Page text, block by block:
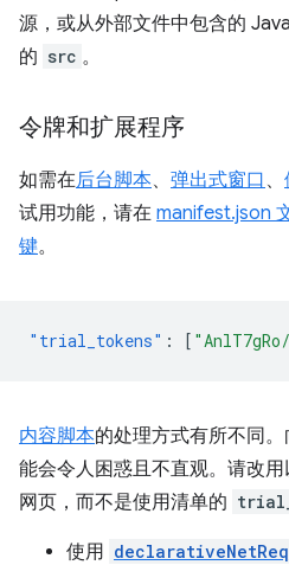
源，或从外部文件中包含的
的 src 。
令牌和扩展程序
如需在后台脚本、 弹出式窗口 、
试用功能，请在 manifest.json
键。
"trial_tokens" : [
内容脚本的处理方式有所不同。
能会令人困惑且不直观。请改
网页，而不是使用清单的
使用